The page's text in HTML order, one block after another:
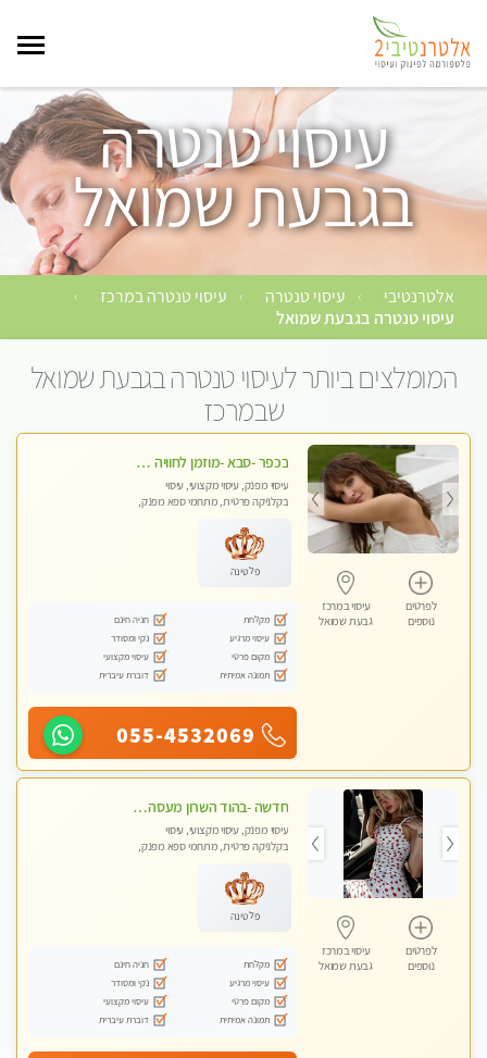
עיסוי טנטרה
בגבעת שמואל
אלטרנטיבי › עיסוי טנטרה › עיסוי טנטרה במרכז ›
עיסוי טנטרה בגבעת שמואל
המומלצים ביותר לעיסוי טנטרה בגבעת שמואל
שבמרכז
לפרטים
נוספים
עיסוי במרכז
גבעת שמואל
בכפר -סבא -מוזמן לחוויה בלתי נשכחת!!!עיסוי מפנק ביותר מומלץ לחלוטין!!!
עיסוי מפנק, עיסוי מקצועי, עיסוי
בקלניקה פרטית, מתחמי ספא מפנק,
לנשים בלבד
פלטינה
מקלחת
חניה חינם
עיסוי מרגיע
נקי ומסודר
מקום פרטי
עיסוי מקצועי
תמונה אמיתית
דוברת עיברית
055-4532069
לפרטים
נוספים
עיסוי במרכז
גבעת שמואל
חדשה -בהוד השרון מעסה איכותית מפנקת ומקצועית לעיסוי חלומי .....
עיסוי מפנק, עיסוי מקצועי, עיסוי
בקלניקה פרטית, מתחמי ספא מפנק,
פלטינה
מקלחת
חניה חינם
עיסוי מרגיע
נקי ומסודר
מקום פרטי
עיסוי מקצועי
תמונה אמיתית
דוברת עיברית